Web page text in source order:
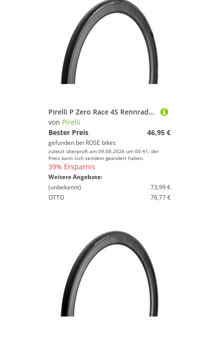
Pirelli P Zero Race 4S Rennradreifen
von Pirelli
Bester Preis
46,95 €
gefunden bei ROSE bikes
zuletzt überprüft am 09.08.2026 um 00:41; der
Preis kann sich seitdem geändert haben.
39% Ersparnis
Weitere Angebote:
(unbekannt)
73,99 €
OTTO
76,77 €